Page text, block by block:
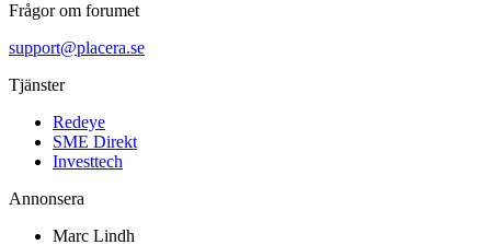
Frågor om forumet
support@placera.se
Tjänster
Redeye
SME Direkt
Investtech
Annonsera
Marc Lindh